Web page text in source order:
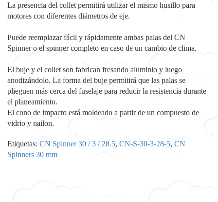
La presencia del collet permitirá utilizar el mismo husillo para
motores con diferentes diámetros de eje.
Puede reemplazar fácil y rápidamente ambas palas del CN ​​
Spinner o el spinner completo en caso de un cambio de clima.
El buje y el collet son fabrican fresando aluminio y luego
anodizándolo. La forma del buje permitirá que las palas se
plieguen más cerca del fuselaje para reducir la resistencia durante
el planeamiento.
El cono de impacto está moldeado a partir de un compuesto de
vidrio y nailon.
Etiquetas: CN Spinner 30 / 3 / 28.5, CN-S-30-3-28-5, CN
Spinners 30 mm